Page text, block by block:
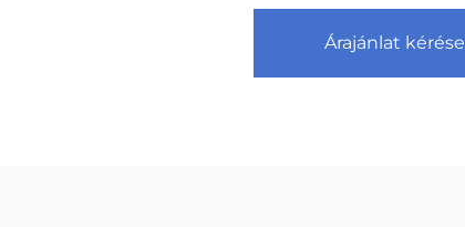
Árajánlat kérése